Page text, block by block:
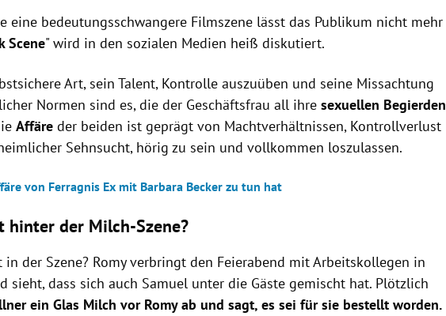
eine bedeutungsschwangere Filmszene lässt das Publikum nicht mehr
Scene" wird in den sozialen Medien heiß diskutiert.
Art, sein Talent, Kontrolle auszuüben und seine Missachtung
Normen sind es, die der Geschäftsfrau all ihresexuellen Begierden
Affäre der beiden ist geprägt von Machtverhältnissen, Kontrollverlust
Sehnsucht, hörig zu sein und vollkommen loszulassen.
von Ferragnis Ex mit Barbara Becker zu tun hat
hinter der Milch-Szene?
in der Szene? Romy verbringt den Feierabend mit Arbeitskollegen in
sieht, dass sich auch Samuel unter die Gäste gemischt hat. Plötzlich
ein Glas Milch vor Romy ab und sagt, es sei für sie bestellt worden.